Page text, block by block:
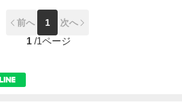
前へ 1
次へ
1 /1ページ